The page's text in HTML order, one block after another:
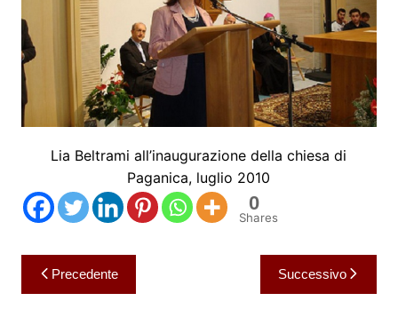
Lia Beltrami all’inaugurazione della chiesa di
Paganica, luglio 2010
0
Shares
Navigazione
articoli
Precedente Successivo